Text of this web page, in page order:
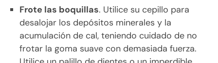
Frote las boquillas. Utilice su cepillo para
desalojar los depósitos minerales y la
acumulación de cal, teniendo cuidado de no
frotar la goma suave con demasiada fuerza.